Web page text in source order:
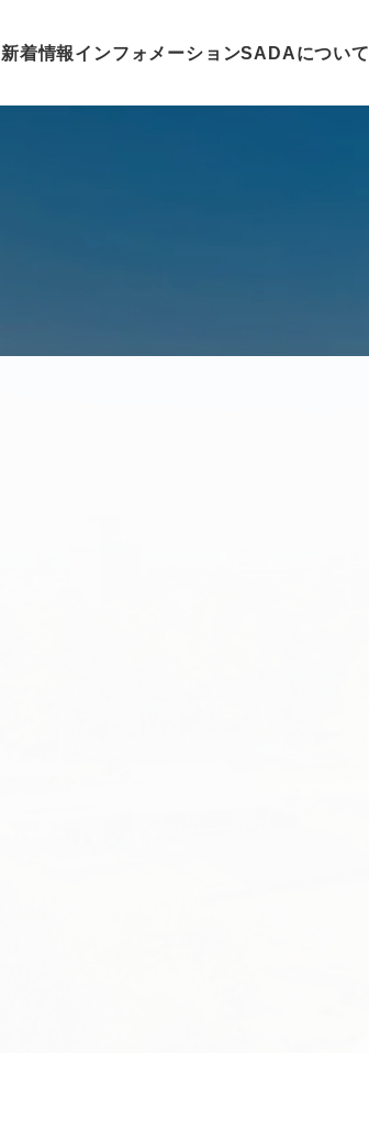
新着情報インフォメーションSADAについて